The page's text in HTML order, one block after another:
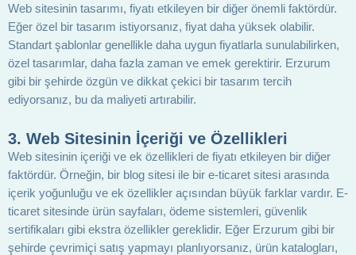
Web sitesinin tasarımı, fiyatı etkileyen bir diğer önemli faktördür.
Eğer özel bir tasarım istiyorsanız, fiyat daha yüksek olabilir.
Standart şablonlar genellikle daha uygun fiyatlarla sunulabilirken,
özel tasarımlar, daha fazla zaman ve emek gerektirir. Erzurum
gibi bir şehirde özgün ve dikkat çekici bir tasarım tercih
ediyorsanız, bu da maliyeti artırabilir.
3. Web Sitesinin İçeriği ve Özellikleri
Web sitesinin içeriği ve ek özellikleri de fiyatı etkileyen bir diğer
faktördür. Örneğin, bir blog sitesi ile bir e-ticaret sitesi arasında
içerik yoğunluğu ve ek özellikler açısından büyük farklar vardır. E-
ticaret sitesinde ürün sayfaları, ödeme sistemleri, güvenlik
sertifikaları gibi ekstra özellikler gereklidir. Eğer Erzurum gibi bir
şehirde çevrimiçi satış yapmayı planlıyorsanız, ürün katalogları,